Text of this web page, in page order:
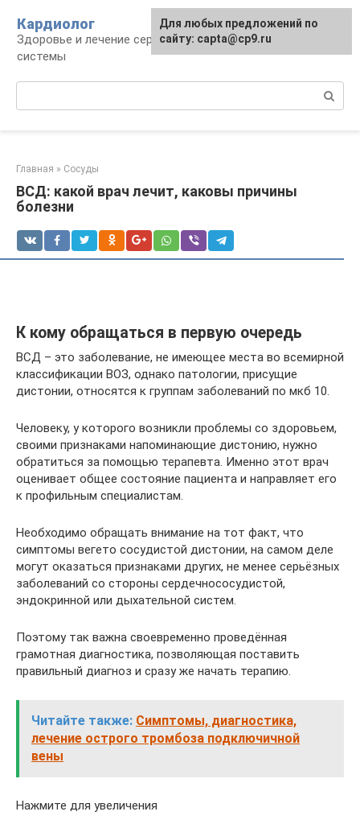
контенту
Кардиолог
Здоровье и лечение сердечно-сосудистой
системы
Главная » Сосуды
ВСД: какой врач лечит, каковы причины
болезни
К кому обращаться в первую очередь
ВСД – это заболевание, не имеющее места во всемирной
классификации ВОЗ, однако патологии, присущие
дистонии, относятся к группам заболеваний по мкб 10.
Человеку, у которого возникли проблемы со здоровьем,
своими признаками напоминающие дистонию, нужно
обратиться за помощью терапевта. Именно этот врач
оценивает общее состояние пациента и направляет его
к профильным специалистам.
Необходимо обращать внимание на тот факт, что
симптомы вегето сосудистой дистонии, на самом деле
могут оказаться признаками других, не менее серьёзных
заболеваний со стороны сердечнососудистой,
эндокринной или дыхательной систем.
Поэтому так важна своевременно проведённая
грамотная диагностика, позволяющая поставить
правильный диагноз и сразу же начать терапию.
Читайте также: Симптомы, диагностика,
лечение острого тромбоза подключичной
вены
Нажмите для увеличения
Для любых предложений по
сайту: capta@cp9.ru